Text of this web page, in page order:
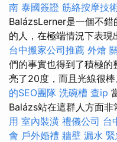
南 泰國簽證 筋絡按摩技
BalázsLerner是一個不
的人，在極端情況下表現
台中搬家公司推薦 外燴
們的事實也得到了積極的
亮了20度，而且光線很棒
的SEO團隊 洗碗槽 查ip
Balázs站在這群人方面非
用 室內裝潢 禮儀公司 台
會 戶外婚禮 牆壁 漏水